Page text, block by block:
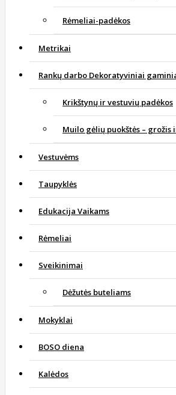
Rėmeliai-padėkos
Metrikai
Rankų darbo Dekoratyviniai
Krikštynų ir vestuvių padėkos
Muilo gėlių puokštės – grožis
Vestuvėms
Taupyklės
Edukacija Vaikams
Rėmeliai
Sveikinimai
Dėžutės buteliams
Mokyklai
BOSO diena
Kalėdos